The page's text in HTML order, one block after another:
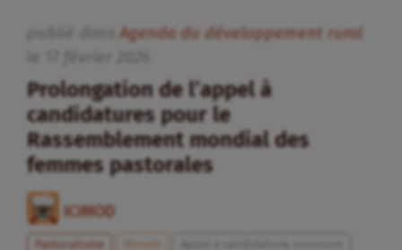
Agenda du développement rural
Prolongation de l’appel à
candidatures pour le
Rassemblement mondial des
femmes pastorales
ICIMOD
Pastoralisme Monde